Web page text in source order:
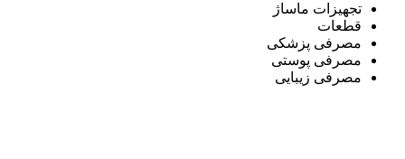
تجهیزات ماساژ
قطعات
مصرفی پزشکی
مصرفی پوستی
مصرفی زیبایی